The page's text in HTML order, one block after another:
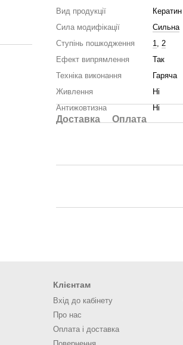
Вид продукції
Кератин
Сила модифікації
Сильна
Ступінь пошкодження
1, 2
Ефект випрямлення
Так
Техніка виконання
Гаряча
Живлення
Ні
Антижовтизна
Ні
Доставка Оплата
Клієнтам
Вхід до кабінету
Про нас
Оплата і доставка